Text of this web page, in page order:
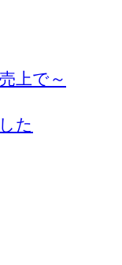
上で～
た